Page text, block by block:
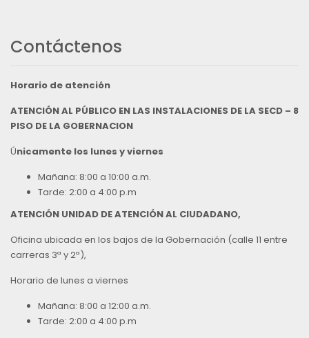
Contáctenos
Horario de atención
ATENCIÓN AL PÚBLICO EN LAS INSTALACIONES DE LA SECD – 8
PISO DE LA GOBERNACION
Únicamente los lunes y viernes
Mañana: 8:00 a 10:00 a.m.
Tarde: 2:00 a 4:00 p.m
ATENCIÓN UNIDAD DE ATENCIÓN AL CIUDADANO,
Oficina ubicada en los bajos de la Gobernación (calle 11 entre
carreras 3ª y 2ª),
Horario de lunes a viernes
Mañana: 8:00 a 12:00 a.m.
Tarde: 2:00 a 4:00 p.m